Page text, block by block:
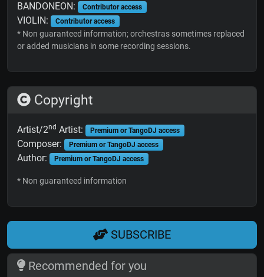
BANDONEON: Contributor access
VIOLIN: Contributor access
* Non guaranteed information; orchestras sometimes replaced
or added musicians in some recording sessions.
Copyright
Artist/2nd Artist: Premium or TangoDJ access
Composer: Premium or TangoDJ access
Author: Premium or TangoDJ access
* Non guaranteed information
SUBSCRIBE
Recommended for you